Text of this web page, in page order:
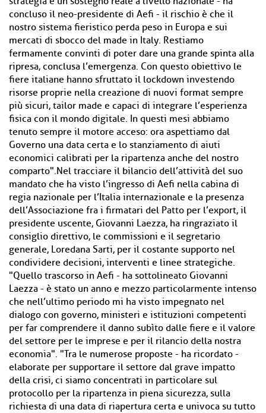
concluso il neo-presidente di Aefi - il rischio è che il
nostro sistema fieristico perda peso in Europa e sui
mercati di sbocco del made in Italy. Restiamo
fermamente convinti di poter dare una grande spinta alla
ripresa, conclusa l’emergenza. Con questo obiettivo le
fiere italiane hanno sfruttato il lockdown investendo
risorse proprie nella creazione di nuovi format sempre
più sicuri, tailor made e capaci di integrare l’esperienza
fisica con il mondo digitale. In questi mesi abbiamo
tenuto sempre il motore acceso: ora aspettiamo dal
Governo una data certa e lo stanziamento di aiuti
economici calibrati per la ripartenza anche del nostro
comparto".Nel tracciare il bilancio dell’attività del suo
mandato che ha visto l’ingresso di Aefi nella cabina di
regia nazionale per l’Italia internazionale e la presenza
dell’Associazione fra i firmatari del Patto per l’export, il
presidente uscente, Giovanni Laezza, ha ringraziato il
consiglio direttivo, le commissioni e il segretario
generale, Loredana Sarti, per il costante supporto nel
condividere decisioni, interventi e linee strategiche.
"Quello trascorso in Aefi - ha sottolineato Giovanni
Laezza - è stato un anno e mezzo particolarmente intenso
che nell’ultimo periodo mi ha visto impegnato nel
dialogo con governo, ministeri e istituzioni competenti
per far comprendere il danno subìto dalle fiere e il valore
del settore per le imprese e per il rilancio della nostra
economia". "Tra le numerose proposte - ha ricordato -
elaborate per supportare il settore dal grave impatto
della crisi, ci siamo concentrati in particolare sul
protocollo per la ripartenza in piena sicurezza, sulla
richiesta di una data di riapertura certa e univoca su tutto